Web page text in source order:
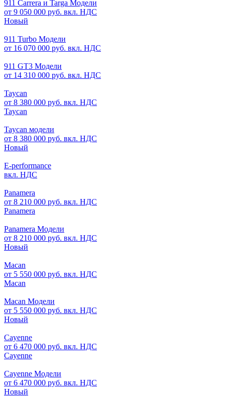
911 Carrera и Targa Модели
от 9 050 000 руб. вкл. НДС
Новый
911 Turbo Модели
от 16 070 000 руб. вкл. НДС
911 GT3 Модели
от 14 310 000 руб. вкл. НДС
Taycan
от 8 380 000 руб. вкл. НДС
Taycan
Taycan модели
от 8 380 000 руб. вкл. НДС
Новый
E-performance
вкл. НДС
Panamera
от 8 210 000 руб. вкл. НДС
Panamera
Panamera Модели
от 8 210 000 руб. вкл. НДС
Новый
Macan
от 5 550 000 руб. вкл. НДС
Macan
Macan Модели
от 5 550 000 руб. вкл. НДС
Новый
Cayenne
от 6 470 000 руб. вкл. НДС
Cayenne
Cayenne Модели
от 6 470 000 руб. вкл. НДС
Новый